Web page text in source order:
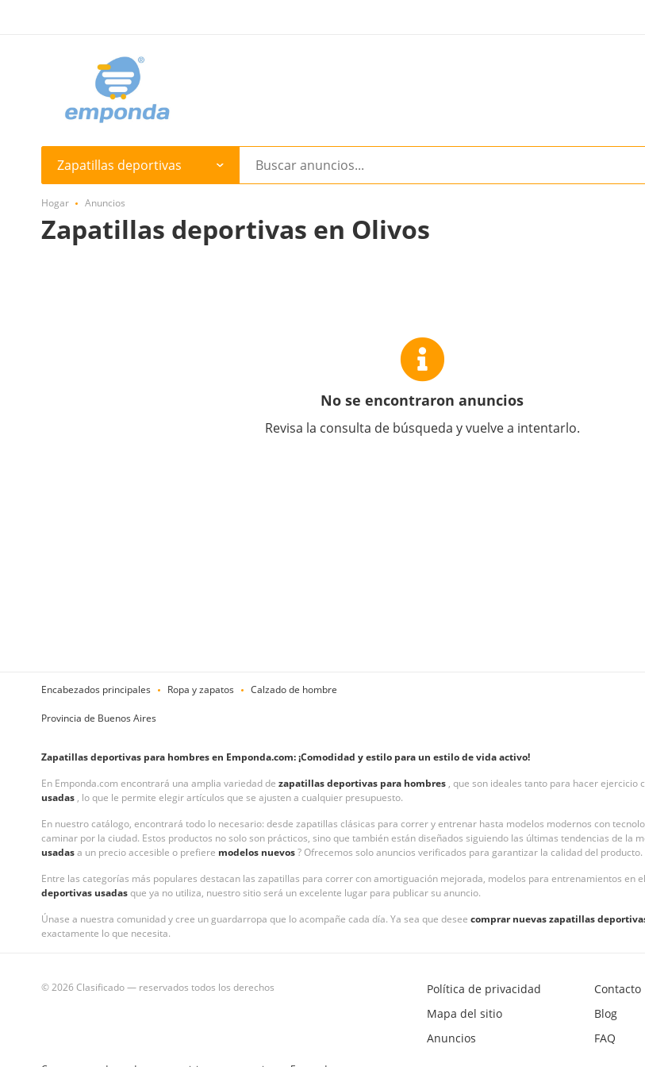
Zapatillas deportivas
Hogar Anuncios
Zapatillas deportivas en Olivos
No se encontraron anuncios
Revisa la consulta de búsqueda y vuelve a intentarlo.
Encabezados principales Ropa y zapatos Calzado de hombre
Provincia de Buenos Aires
Zapatillas deportivas para hombres en Emponda.com: ¡Comodidad y estilo para un estilo de vida activo!
En Emponda.com encontrará una amplia variedad de zapatillas deportivas para hombres , que son ideales tanto para hacer ejercicio
usadas , lo que le permite elegir artículos que se ajusten a cualquier presupuesto.
En nuestro catálogo, encontrará todo lo necesario: desde zapatillas clásicas para correr y entrenar hasta modelos modernos con
caminar por la ciudad. Estos productos no solo son prácticos, sino que también están diseñados siguiendo las últimas tendencias de la
usadasa un precio accesible o prefiere modelos nuevos? Ofrecemos solo anuncios verificados para garantizar la calidad del producto.
Entre las categorías más populares destacan las zapatillas para correr con amortiguación mejorada, modelos para entrenamientos en
deportivas usadasque ya no utiliza, nuestro sitio será un excelente lugar para publicar su anuncio.
Únase a nuestra comunidad y cree un guardarropa que lo acompañe cada día. Ya sea que desee comprar nuevas zapatillas
exactamente lo que necesita.
© 2026 Clasificado — reservados todos los derechos
Política de privacidad
Mapa del sitio
Anuncios
Contacto
Blog
FAQ